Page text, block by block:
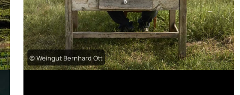
© Weingut Bernhard Ott